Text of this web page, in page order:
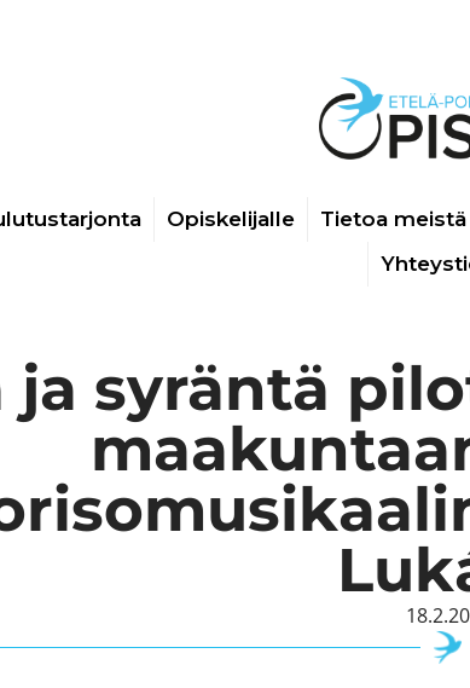
Opiskelijalle Tietoa meistä
ja syräntä